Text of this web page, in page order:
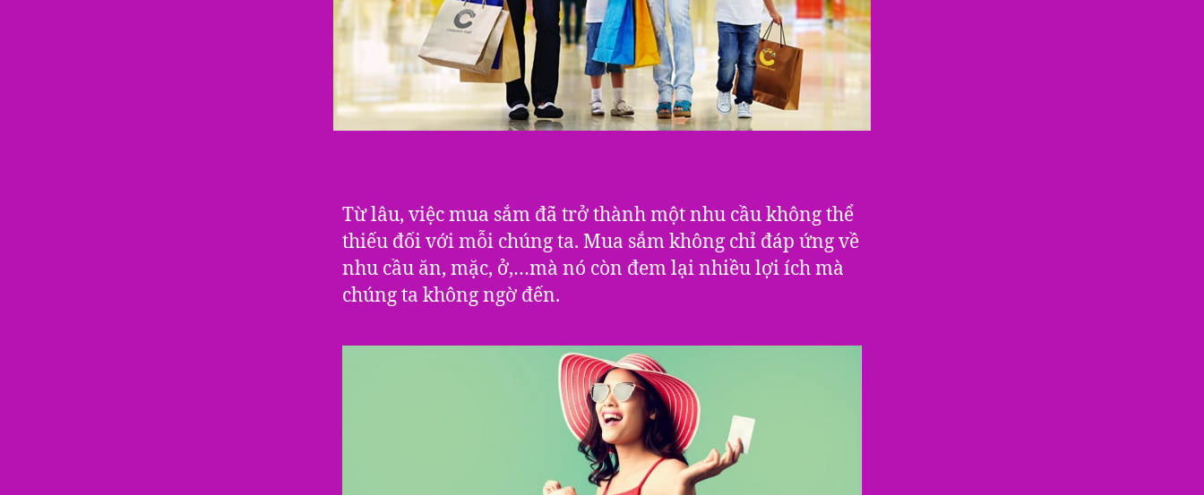
Từ lâu, việc mua sắm đã trở thành một nhu cầu không thể
thiếu đối với mỗi chúng ta. Mua sắm không chỉ đáp ứng về
nhu cầu ăn, mặc, ở,…mà nó còn đem lại nhiều lợi ích mà
chúng ta không ngờ đến.